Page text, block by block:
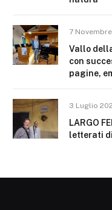
7
Vallo
con
pagine,
3 Luglio
LARGO
letterati